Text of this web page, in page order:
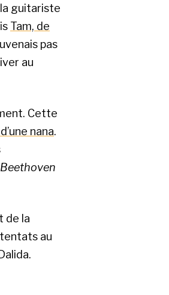
la guitariste
Tam, de
pas
au
Cette
nana.
de la
au